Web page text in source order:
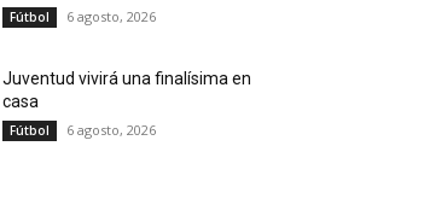
Fútbol 6 agosto, 2026
Juventud vivirá una finalísima en
casa
Fútbol 6 agosto, 2026